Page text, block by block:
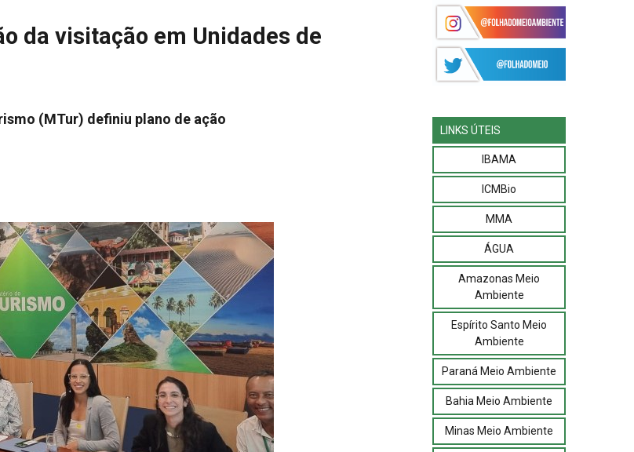
da visitação em Unidades de
(MTur) definiu plano de ação
LINKS ÚTEIS
IBAMA
ICMBio
MMA
ÁGUA
Amazonas Meio
Ambiente
Espírito Santo Meio
Ambiente
Paraná Meio Ambiente
Bahia Meio Ambiente
Minas Meio Ambiente